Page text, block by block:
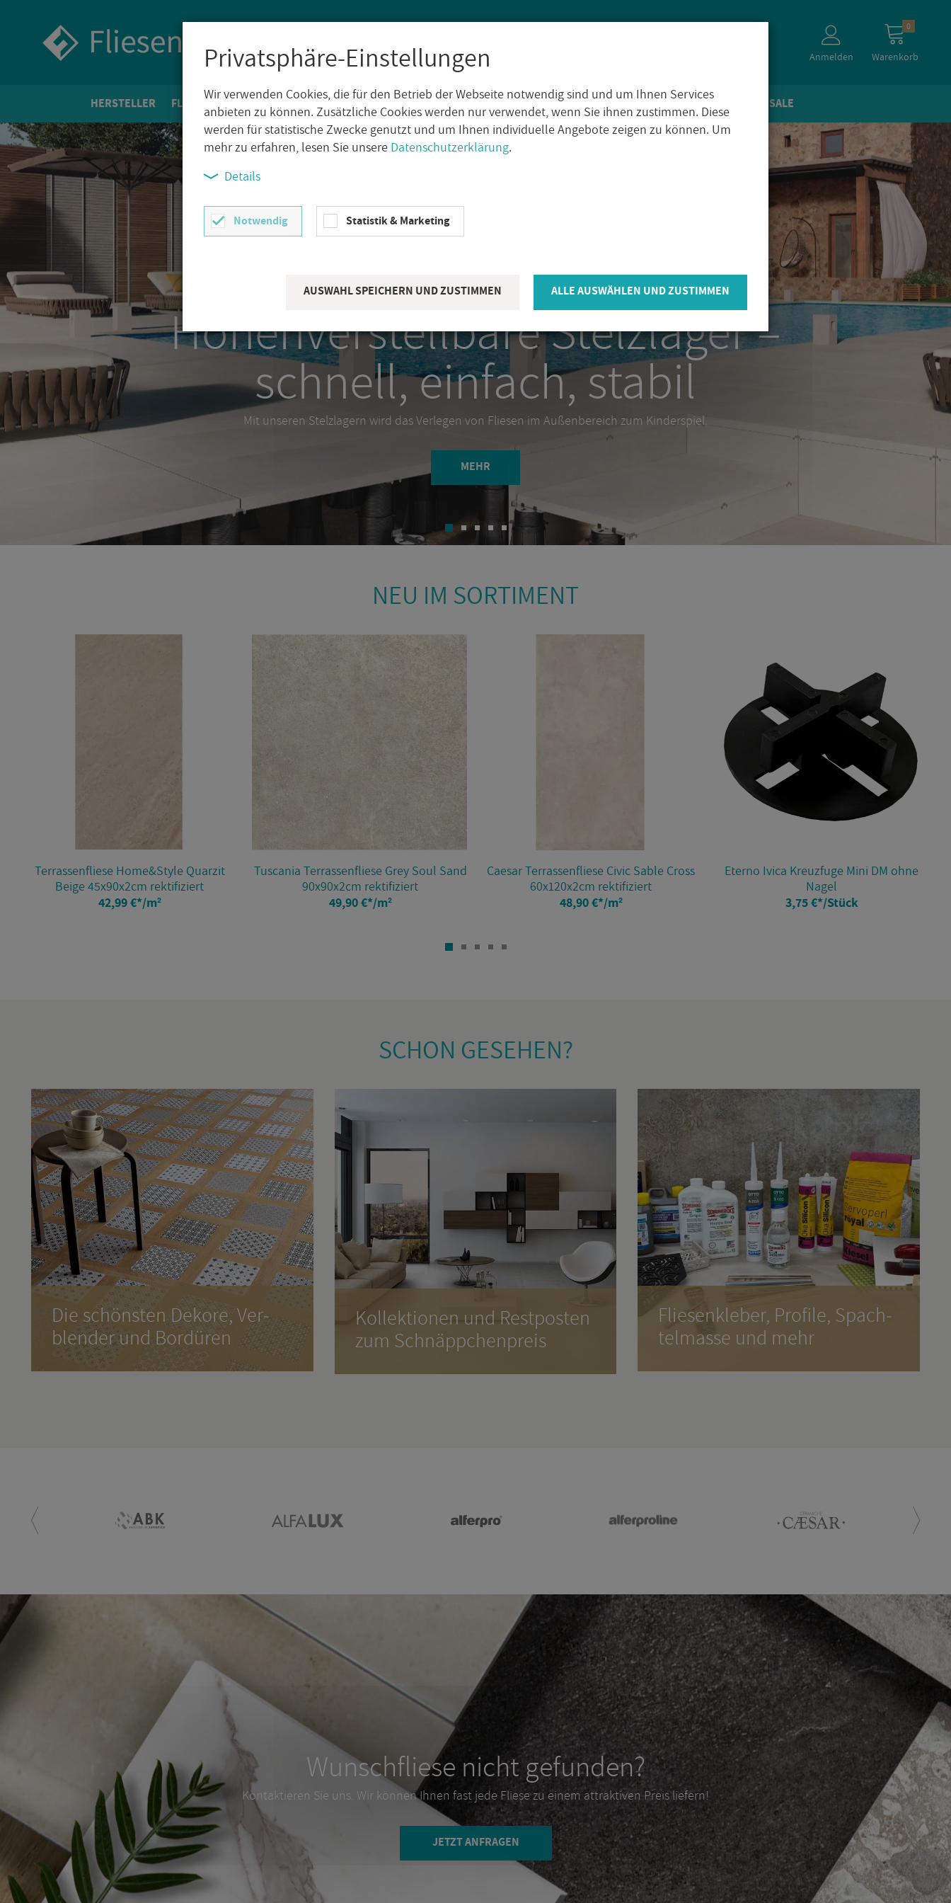
Privatsphäre-Einstellungen
Wir verwenden Cookies, die für den Betrieb der Webseite notwendig sind und um Ihnen Services
anbieten zu können. Zusätzliche Cookies werden nur verwendet, wenn Sie ihnen zustimmen. Diese
werden für statistische Zwecke genutzt und um Ihnen individuelle Angebote zeigen zu können. Um
mehr zu erfahren, lesen Sie unsere Datenschutzerklärung.
Details
Notwendig Statistik & Marketing
AUSWAHL SPEICHERN UND ZUSTIMMEN ALLE AUSWÄHLEN UND ZUSTIMMEN
Anmelden
0
Warenkorb
HER­STEL­LER FLIE­SEN­WELT BO­DEN­FLIE­SEN WAND­FLIE­SEN AUS­SEN­FLIE­SEN DE­KO­RE NA­TUR­STEIN­OP­TIK ZU­BE­HÖR SALE
Mit unseren Stelzlagern wird das Verlegen von Fliesen im Außenbereich zum Kinderspiel.
MEHR
Terrassen aus Feinsteinzeug –
der Alleskönner
NEU IM SOR­TI­MENT
Ter­ras­sen­flie­se Home&Style Quar­zit
Beige 45x90x2cm rek­ti­fi­ziert
42,99 €*/m²
Tu­sca­nia Ter­ras­sen­flie­se Grey Soul Sand
90x90x2cm rek­ti­fi­ziert
49,90 €*/m²
Cae­sar Ter­ras­sen­flie­se Civic Sable Cross
60x120x2cm rek­ti­fi­ziert
48,90 €*/m²
Eter­no Ivica Kreuz­fu­ge Mini DM ohne
Nagel
3,75 €*/Stück
SCHON GE­SE­HEN?
Die schöns­ten De­ko­re, Ver­
blen­der und Bor­dü­ren
Kol­lek­tio­nen und Rest­pos­ten
zum Schnäpp­chen­preis
Flie­sen­kle­ber, Pro­fi­le, Spach­
tel­mas­se und mehr
Wunschfliese nicht gefunden?
Kontaktieren Sie uns. Wir können Ihnen fast jede Fliese zu einem attraktiven Preis liefern!
JETZT ANFRAGEN